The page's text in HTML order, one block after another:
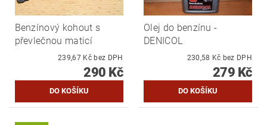
Benzínový kohout s
převlečnou maticí
239,67 Kč bez DPH
290 Kč
Olej do benzínu -
DENICOL
230,58 Kč bez DPH
279 Kč